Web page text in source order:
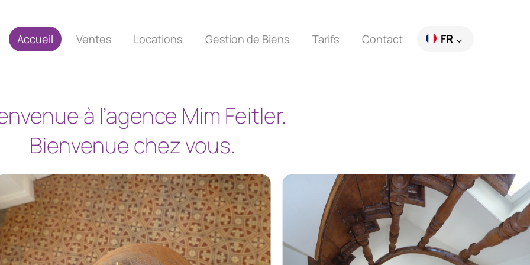
Accueil Ventes Locations Gestion de Biens Tarifs Contact FR
à l’agence Mim Feitler.
Bienvenuechezvous.